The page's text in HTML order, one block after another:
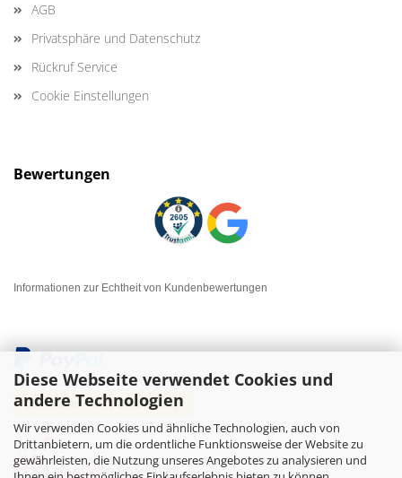
Diese Webseite verwendet Cookies und
andere Technologien
Wir verwenden Cookies und ähnliche Technologien, auch von
Drittanbietern, um die ordentliche Funktionsweise der Website zu
gewährleisten, die Nutzung unseres Angebotes zu analysieren und
AGB
Privatsphäre und Datenschutz
Rückruf Service
Cookie Einstellungen
Bewertungen
Informationen zur Echtheit von Kundenbewertungen